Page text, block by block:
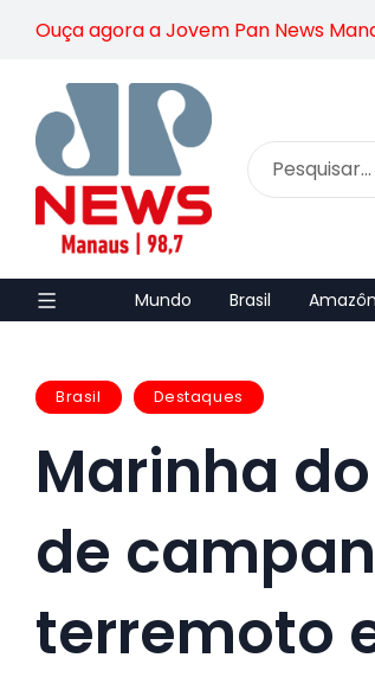
Ouça agora a Jovem Pan News
Mundo Brasil
Brasil Destaques
Marinha
de
terremoto